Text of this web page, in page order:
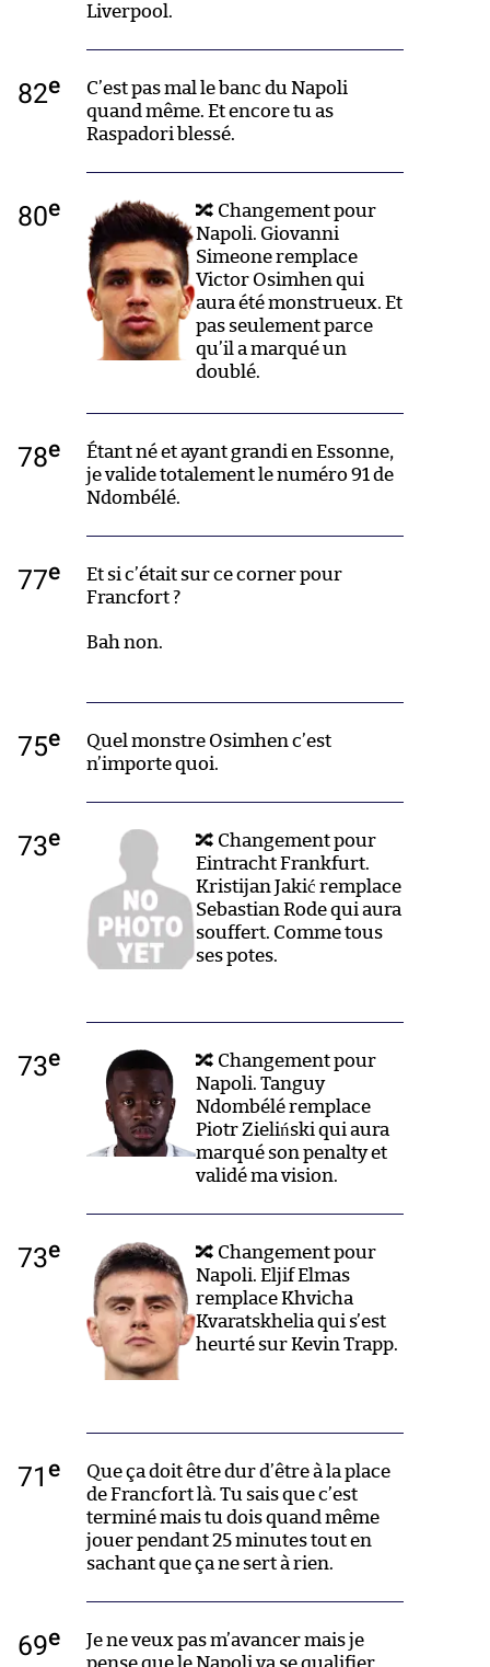
Liverpool.
82e
C’est pas mal le banc du Napoli
quand même. Et encore tu as
Raspadori blessé.
80e
🔀 Changement pour
Napoli. Giovanni
Simeone remplace
Victor Osimhen qui
aura été monstrueux. Et
pas seulement parce
qu’il a marqué un
doublé.
78e
Étant né et ayant grandi en Essonne,
je valide totalement le numéro 91 de
Ndombélé.
77e
Et si c’était sur ce corner pour
Francfort ?
Bah non.
75e
Quel monstre Osimhen c’est
n’importe quoi.
73e
🔀 Changement pour
Eintracht Frankfurt.
Kristijan Jakić remplace
Sebastian Rode qui aura
souffert. Comme tous
ses potes.
73e
🔀 Changement pour
Napoli. Tanguy
Ndombélé remplace
Piotr Zieliński qui aura
marqué son penalty et
validé ma vision.
73e
🔀 Changement pour
Napoli. Eljif Elmas
remplace Khvicha
Kvaratskhelia qui s’est
heurté sur Kevin Trapp.
71 e
Que ça doit être dur d’être à la place
de Francfort là. Tu sais que c’est
terminé mais tu dois quand même
jouer pendant 25 minutes tout en
sachant que ça ne sert à rien.
69e
Je ne veux pas m’avancer mais je
pense que le Napoli va se qualifier